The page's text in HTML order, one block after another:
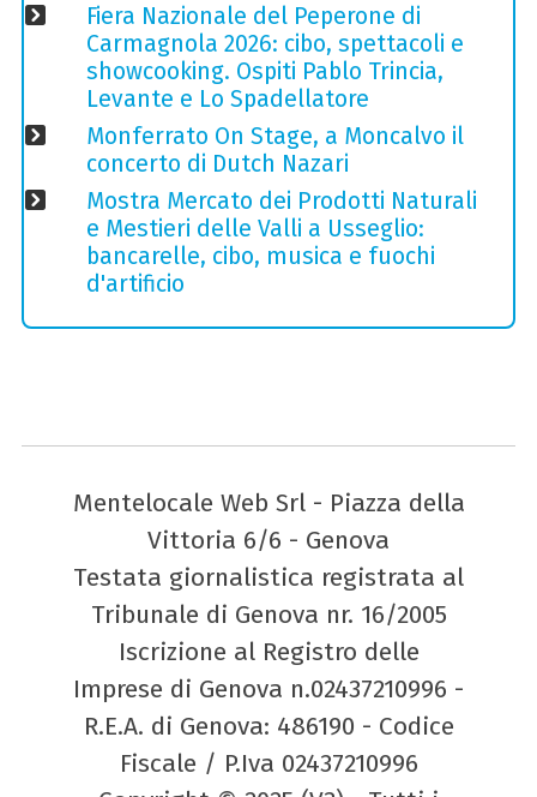
Fiera Nazionale del Peperone di
Carmagnola 2026: cibo, spettacoli e
showcooking. Ospiti Pablo Trincia,
Levante e Lo Spadellatore
Monferrato On Stage, a Moncalvo il
concerto di Dutch Nazari
Mostra Mercato dei Prodotti Naturali
e Mestieri delle Valli a Usseglio:
bancarelle, cibo, musica e fuochi
d'artificio
Mentelocale Web Srl - Piazza della
Vittoria 6/6 - Genova
Testata giornalistica registrata al
Tribunale di Genova nr. 16/2005
Iscrizione al Registro delle
Imprese di Genova n.02437210996 -
R.E.A. di Genova: 486190 - Codice
Fiscale / P.Iva 02437210996